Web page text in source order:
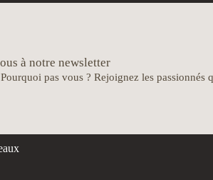
à notre newsletter
pas vous ? Rejoignez les passionnés